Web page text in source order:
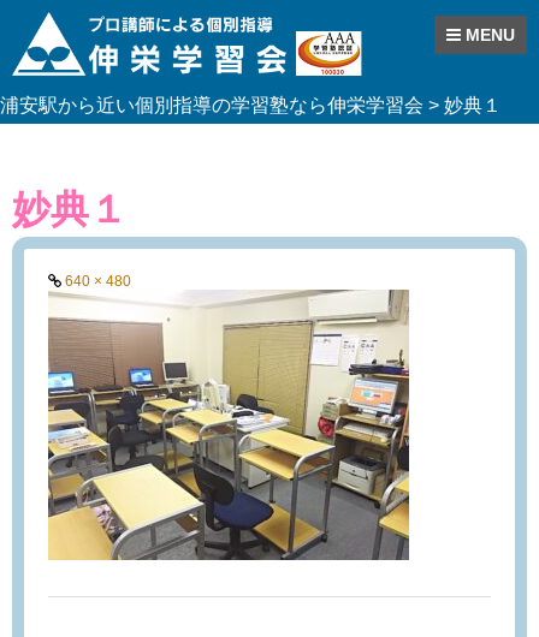
Skip
to
MENU
浦安駅から近い個別指導の学習塾なら伸栄学習会 > 妙典１
妙典１
Full
size
link:
640 × 480